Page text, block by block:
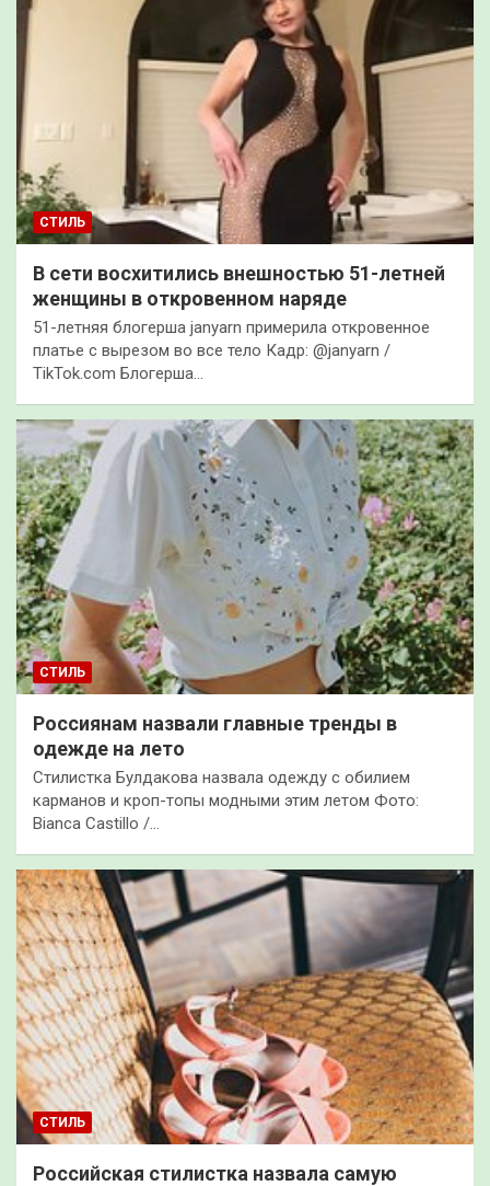
СТИЛЬ
В сети восхитились внешностью 51-летней
женщины в откровенном наряде
51-летняя блогерша janyarn примерила откровенное
платье с вырезом во все тело Кадр: @janyarn /
TikTok.com Блогерша…
СТИЛЬ
Россиянам назвали главные тренды в
одежде на лето
Стилистка Булдакова назвала одежду с обилием
карманов и кроп-топы модными этим летом Фото:
Bianca Castillo /…
СТИЛЬ
Российская стилистка назвала самую